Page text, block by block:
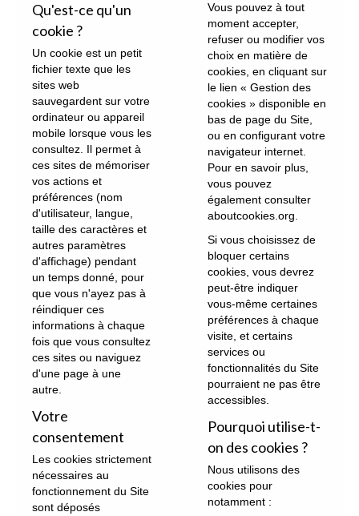
Qu'est-ce qu'un
cookie ?
Un cookie est un petit
fichier texte que les
sites web
sauvegardent sur votre
ordinateur ou appareil
mobile lorsque vous les
consultez. Il permet à
ces sites de mémoriser
vos actions et
préférences (nom
d'utilisateur, langue,
taille des caractères et
autres paramètres
d'affichage) pendant
un temps donné, pour
que vous n'ayez pas à
réindiquer ces
informations à chaque
fois que vous consultez
ces sites ou naviguez
d'une page à une
autre.
Votre
consentement
Les cookies strictement
nécessaires au
fonctionnement du Site
sont déposés
Vous pouvez à tout
moment accepter,
refuser ou modifier vos
choix en matière de
cookies, en cliquant sur
le lien « Gestion des
cookies » disponible en
bas de page du Site,
ou en configurant votre
navigateur internet.
Pour en savoir plus,
vous pouvez
également consulter
aboutcookies.org
Si vous choisissez de
bloquer certains
cookies, vous devrez
peut-être indiquer
vous-même certaines
préférences à chaque
visite, et certains
services ou
fonctionnalités du Site
pourraient ne pas être
accessibles.
Pourquoi utilise-t-
on des cookies ?
Nous utilisons des
cookies pour
notamment :